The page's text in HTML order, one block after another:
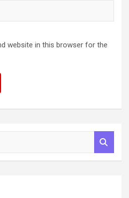
website in this browser for the